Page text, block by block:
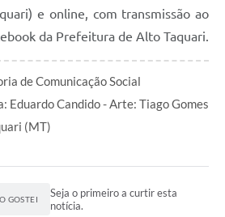
e online, com transmissão ao
da Prefeitura de Alto Taquari.
de Comunicação Social
Eduardo Candido - Arte: Tiago Gomes
(MT)
GOSTEI
Seja o primeiro a curtir esta
notícia.